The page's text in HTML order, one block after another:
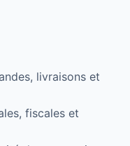
livraisons et
fiscales et